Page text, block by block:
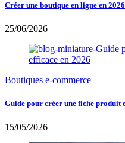
Créer une boutique en ligne en
25/06/2026
Boutiques e-commerce
Guide pour créer une fiche produit
15/05/2026